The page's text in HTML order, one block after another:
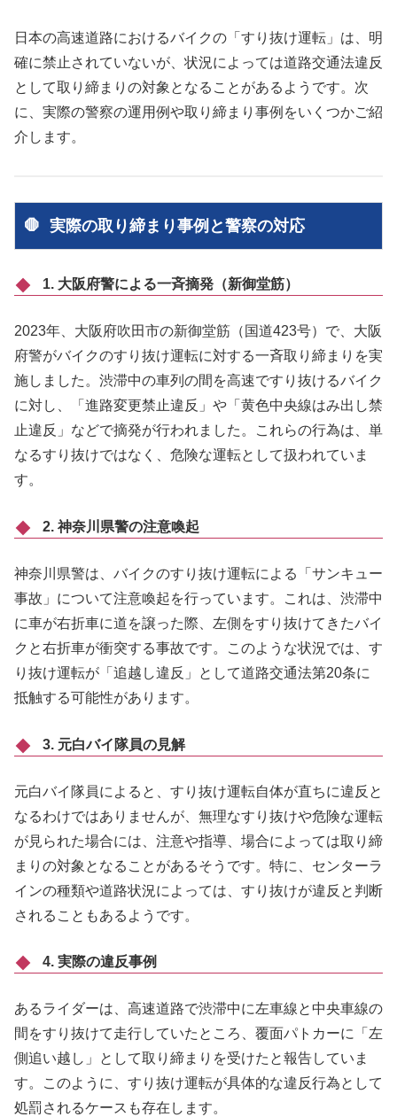
​日本の高速道路におけるバイクの「すり抜け運転」は、明
確に禁止されていないが、状況によっては道路交通法違反
として取り締まりの対象となることがあるようです。次
に、実際の警察の運用例や取り締まり事例をいくつかご紹
介します。​
🛑 実際の取り締まり事例と警察の対応
1. 大阪府警による一斉摘発（新御堂筋）
2023年、大阪府吹田市の新御堂筋（国道423号）で、大阪
府警がバイクのすり抜け運転に対する一斉取り締まりを実
施しました。​渋滞中の車列の間を高速ですり抜けるバイク
に対し、「進路変更禁止違反」や「黄色中央線はみ出し禁
止違反」などで摘発が行われました。​これらの行為は、単
なるすり抜けではなく、危険な運転として扱われていま
す。
2. 神奈川県警の注意喚起
神奈川県警は、バイクのすり抜け運転による「サンキュー
事故」について注意喚起を行っています。​これは、渋滞中
に車が右折車に道を譲った際、左側をすり抜けてきたバイ
クと右折車が衝突する事故です。​このような状況では、す
り抜け運転が「追越し違反」として道路交通法第20条に
抵触する可能性があります。
3. 元白バイ隊員の見解
元白バイ隊員によると、すり抜け運転自体が直ちに違反と
なるわけではありませんが、無理なすり抜けや危険な運転
が見られた場合には、注意や指導、場合によっては取り締
まりの対象となることがあるそうです。​特に、センターラ
インの種類や道路状況によっては、すり抜けが違反と判断
されることもあるようです。
4. 実際の違反事例
あるライダーは、高速道路で渋滞中に左車線と中央車線の
間をすり抜けて走行していたところ、覆面パトカーに「左
側追い越し」として取り締まりを受けたと報告していま
す。​このように、すり抜け運転が具体的な違反行為として
処罰されるケースも存在します。 ​